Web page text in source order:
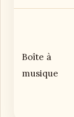
Boîte à
musique